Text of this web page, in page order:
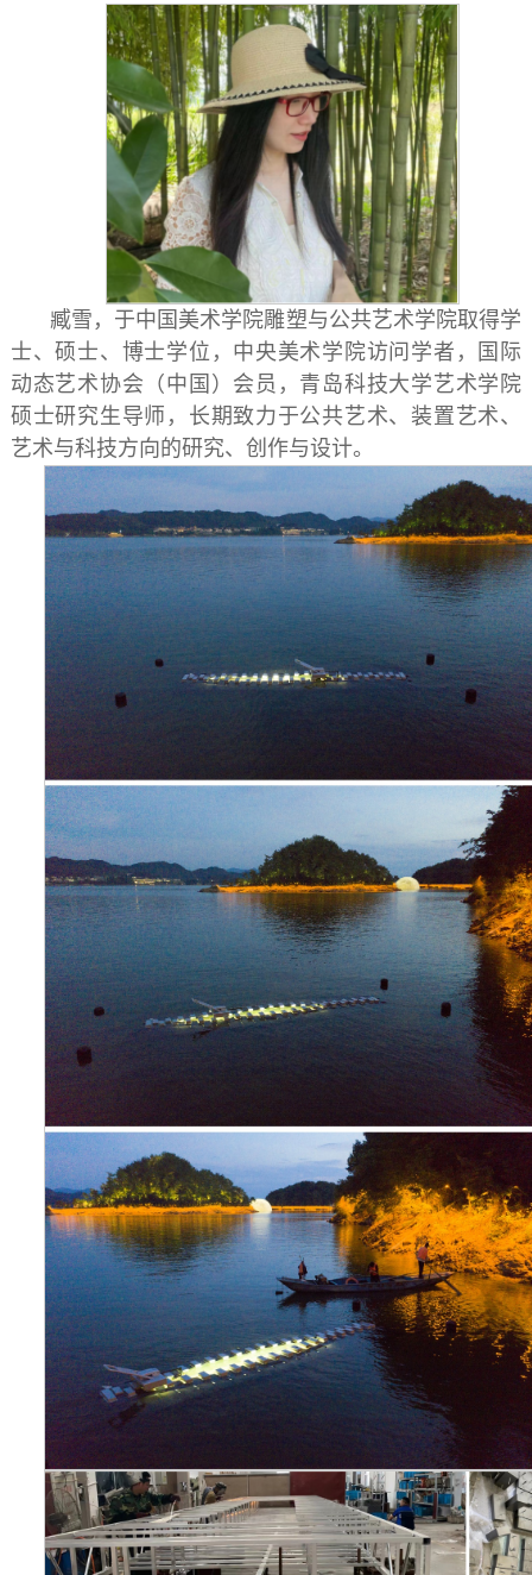
臧雪，于中国美术学院雕塑与公共艺术学院取得学
士、硕士、博士学位，中央美术学院访问学者，国际
动态艺术协会（中国）会员，青岛科技大学艺术学院
硕士研究生导师，长期致力于公共艺术、装置艺术、
艺术与科技方向的研究、创作与设计。